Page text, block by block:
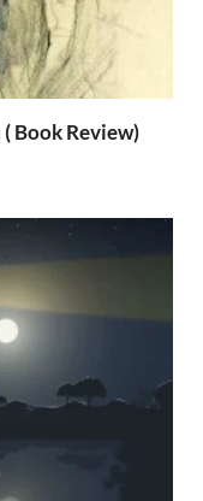
Book Review)